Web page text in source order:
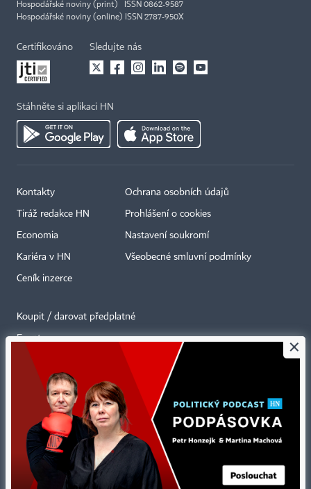
Hospodářské noviny (print) ISSN 0862-9587
Hospodářské noviny (online) ISSN 2787-950X
Certifikováno Sledujte nás
Stáhněte si aplikaci HN
Kontakty
Tiráž redakce HN
Economia
Kariéra v HN
Ceník inzerce
Ochrana osobních údajů
Prohlášení o cookies
Nastavení soukromí
Všeobecné smluvní podmínky
Koupit / darovat předplatné
Eventy
Newslettery
RSS kanály
Autorská práva vykonává vydavatel. Bez písemného svolení vydavatele je
zakázáno jakékoli užití částí nebo celku díla, zejména rozmnožování a šíření
jakýmkoli způsobem, mechanickým nebo elektronickým, v českém nebo
jiném jazyce. Bez souhlasu vydavatele je zakázáno též rozmnožování
obsahu pro účely automatizované analýzy textů nebo dat
×